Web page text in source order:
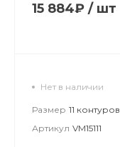
15 884₽ / шт
Нет в наличии
Размер 11 контуров
Артикул VM15111